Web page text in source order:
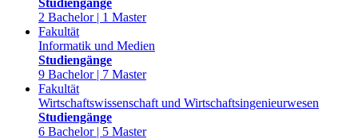
Studiengänge
2 Bachelor | 1 Master
Fakultät
Informatik und Medien
Studiengänge
9 Bachelor | 7 Master
Fakultät
Wirtschaftswissenschaft und Wirtschaftsingenieurwesen
Studiengänge
6 Bachelor | 5 Master